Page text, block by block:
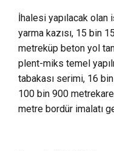
İhalesi yapılacak
yarma kazısı, 15 bin
metreküp beton yol
plent-miks temel
tabakası serimi, 16
100 bin 900
metre bordür imalatı